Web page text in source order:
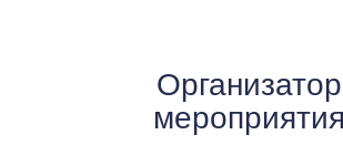
Организатор
мероприятия